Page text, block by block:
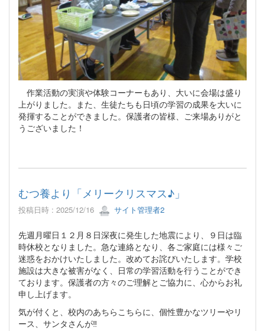
作業活動の実演や体験コーナーもあり、大いに会場は盛り
上がりました。また、生徒たちも日頃の学習の成果を大いに
発揮することができました。保護者の皆様、ご来場ありがと
うございました！
むつ養より「メリークリスマス♪」
投稿日時 : 2025/12/16 サイト管理者2
先週月曜日１２月８日深夜に発生した地震により、９日は臨
時休校となりました。急な連絡となり、各ご家庭には様々ご
迷惑をおかけいたしました。改めてお詫びいたします。学校
施設は大きな被害がなく、日常の学習活動を行うことができ
ております。保護者の方々のご理解とご協力に、心からお礼
申し上げます。
気が付くと、校内のあちらこちらに、個性豊かなツリーやリ
ース、サンタさんが‼